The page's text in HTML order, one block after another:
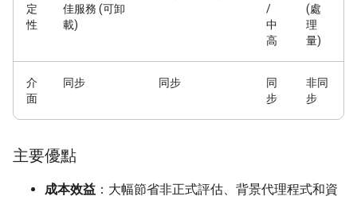
定
性
佳服務 (可卸
載)
/
中
高
(處
理
量)
介
面
同步 同步
同
步
非同
步
主要優點
成本效益 ：大幅節省非正式評估、背景代理程式和資